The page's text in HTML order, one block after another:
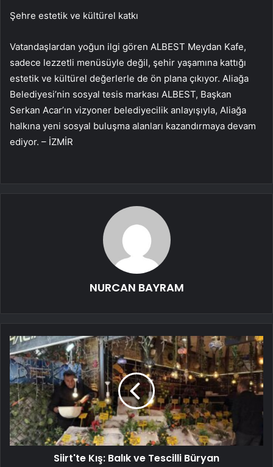
Şehre estetik ve kültürel katkı
Vatandaşlardan yoğun ilgi gören ALBEST Meydan Kafe,
sadece lezzetli menüsüyle değil, şehir yaşamına kattığı
estetik ve kültürel değerlerle de ön plana çıkıyor. Aliağa
Belediyesi’nin sosyal tesis markası ALBEST, Başkan
Serkan Acar’ın vizyoner belediyecilik anlayışıyla, Aliağa
halkına yeni sosyal buluşma alanları kazandırmaya devam
ediyor. – İZMİR
NURCAN BAYRAM
Siirt'te Kış: Balık ve Tescilli Büryan